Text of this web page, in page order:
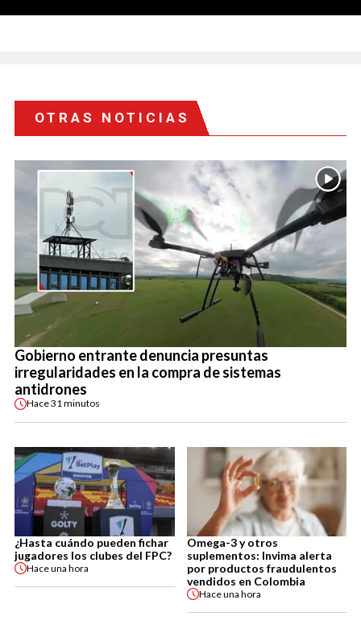
OTRAS NOTICIAS
Gobierno entrante denuncia presuntas
irregularidades en la compra de sistemas
antidrones
Hace31 minutos
¿Hasta cuándo pueden fichar
jugadores los clubes del FPC?
Haceuna hora
Omega-3 y otros
suplementos: Invima alerta
por productos fraudulentos
vendidos en Colombia
Haceuna hora